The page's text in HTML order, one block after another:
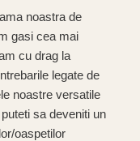
noastra de
gasi cea mai
cu drag la
legate de
noastre versatile
sa deveniti un
oaspetilor